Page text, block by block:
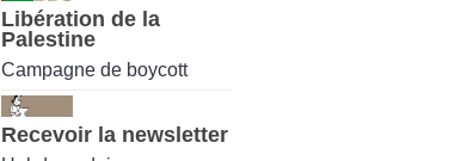
Libération de la
Palestine
Campagne de boycott
Recevoir la newsletter